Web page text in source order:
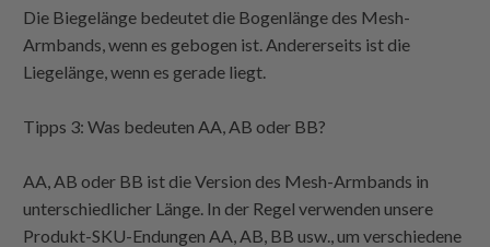
Die Biegelänge bedeutet die Bogenlänge des Mesh-
Armbands, wenn es gebogen ist. Andererseits ist die
Liegelänge, wenn es gerade liegt.
Tipps 3: Was bedeuten AA, AB oder BB?
AA, AB oder BB ist die Version des Mesh-Armbands in
unterschiedlicher Länge. In der Regel verwenden unsere
Produkt-SKU-Endungen AA, AB, BB usw., um verschiedene